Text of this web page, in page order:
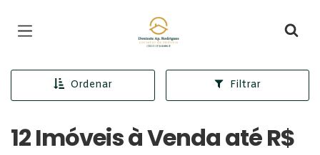
Página inicial
Ordenar Filtrar
12 Imóveis à Venda até R$